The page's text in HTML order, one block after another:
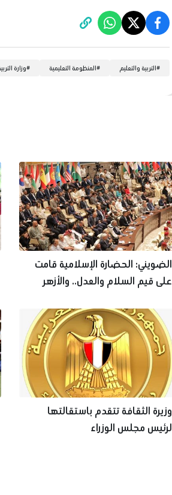
#التربية والتعليم #المنظومة التعليمية #وزارة
الضويني: الحضارة الإسلامية قامت
على قيم السلام والعدل.. والأزهر
وزيرة الثقافة تتقدم باستقالتها
لرئيس مجلس الوزراء